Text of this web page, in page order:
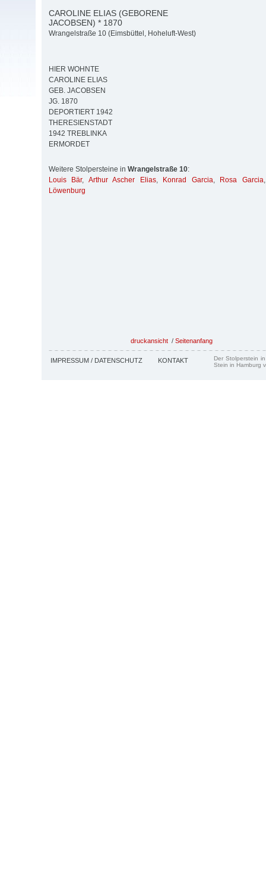
CAROLINE ELIAS (GEBORENE
JACOBSEN) * 1870
Wrangelstraße 10 (Eimsbüttel, Hoheluft-West)
HIER WOHNTE
CAROLINE ELIAS
GEB. JACOBSEN
JG. 1870
DEPORTIERT 1942
THERESIENSTADT
1942 TREBLINKA
ERMORDET
Weitere Stolpersteine in Wrangelstraße 10:
Louis Bär, Arthur Ascher Elias, Konrad Garcia, Rosa Garcia
Löwenburg
druckansicht / Seitenanfang
IMPRESSUM / DATENSCHUTZ KONTAKT
Der Stolperstein
Stein in Hamburg